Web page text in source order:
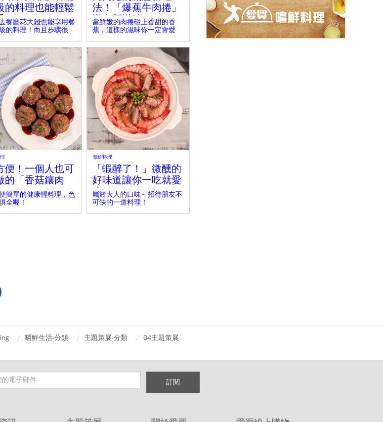
的料理也能輕鬆
！
餐廳花大錢也能享用餐
的料理！而且步驟很
法！「爆蕉牛肉捲」
迸出新滋味～
當鮮嫩的肉捲碰上香甜的香
蕉，這樣的滋味你一定會愛
便！一個人也可
的「香菇鑲肉
簡單的健康輕料理，色
全喔！
海鮮料理
「蝦醉了！」微醺的
好味道讓你一吃就愛
上！
屬於大人的口味～招待朋友不
可缺的一道料理！
嚐鮮生活-分類 主題策展-分類
04主題策展
訂閱